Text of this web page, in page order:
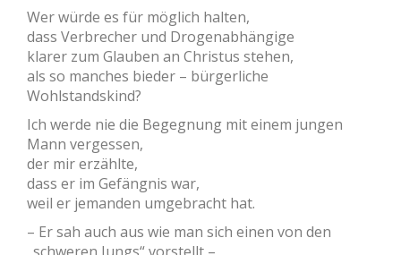
Wer würde es für möglich halten,
dass Verbrecher und Drogenabhängige
klarer zum Glauben an Christus stehen,
als so manches bieder – bürgerliche
Wohlstandskind?
Ich werde nie die Begegnung mit einem jungen
Mann vergessen,
der mir erzählte,
dass er im Gefängnis war,
weil er jemanden umgebracht hat.
– Er sah auch aus wie man sich einen von den